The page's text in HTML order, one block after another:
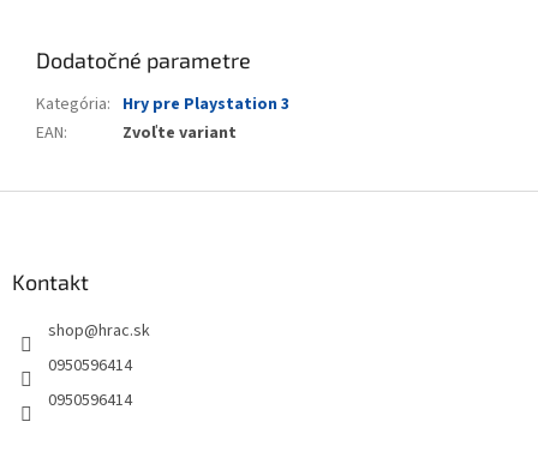
Dodatočné parametre
Kategória: Hry pre Playstation 3
EAN: Zvoľte variant
Kontakt
shop@hrac.sk
0950596414
0950596414